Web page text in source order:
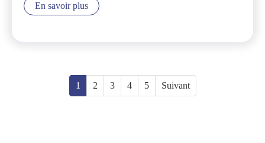
En savoir plus
1 2 3 4 5 Suivant